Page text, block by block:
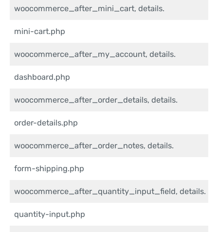
woocommerce_after_mini_cart, details.
mini-cart.php
woocommerce_after_my_account, details.
dashboard.php
woocommerce_after_order_details, details.
order-details.php
woocommerce_after_order_notes, details.
form-shipping.php
woocommerce_after_quantity_input_field, details.
quantity-input.php